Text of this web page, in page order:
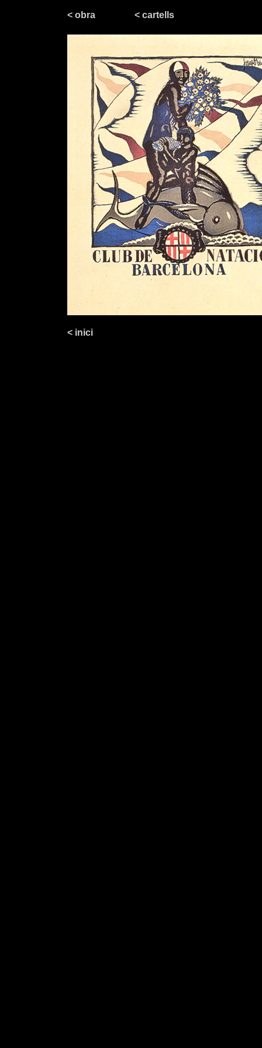
< obra < cartells
< inici